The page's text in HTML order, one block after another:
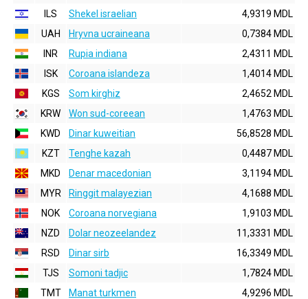
ILS
Shekel israelian
4,9319 MDL
UAH
Hryvna ucraineana
0,7384 MDL
INR
Rupia indiana
2,4311 MDL
ISK
Coroana islandeza
1,4014 MDL
KGS
Som kirghiz
2,4652 MDL
KRW
Won sud-coreean
1,4763 MDL
KWD
Dinar kuweitian
56,8528 MDL
KZT
Tenghe kazah
0,4487 MDL
MKD
Denar macedonian
3,1194 MDL
MYR
Ringgit malayezian
4,1688 MDL
NOK
Coroana norvegiana
1,9103 MDL
NZD
Dolar neozeelandez
11,3331 MDL
RSD
Dinar sirb
16,3349 MDL
TJS
Somoni tadjic
1,7824 MDL
TMT
Manat turkmen
4,9296 MDL